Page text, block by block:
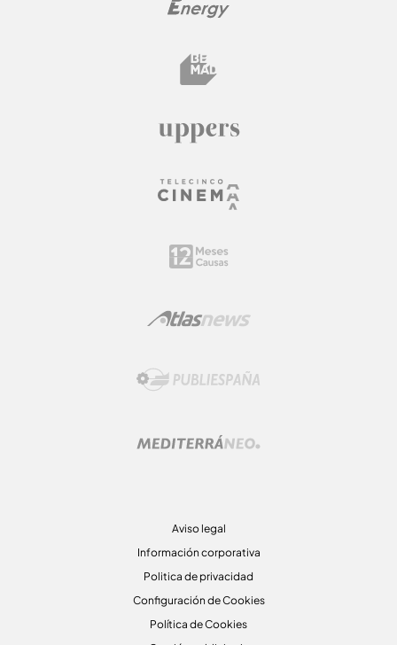
Aviso legal
Información corporativa
Politica de privacidad
Configuración de Cookies
Política de Cookies